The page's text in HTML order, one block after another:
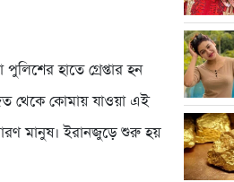
হাতে গ্রেপ্তার হন
থেকে কোমায় যাওয়া এই
মানুষ। ইরানজুড়ে শুরু হয়